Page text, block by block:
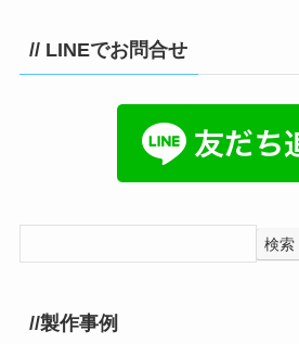
// LINEでお問合せ
検索
//製作事例